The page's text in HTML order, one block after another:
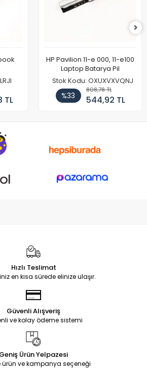
TL
HP Pavilion 11-e 000, 11-e100
Laptop Batarya Pil
Stok Kodu: OXUXVXVQNJ
%33
808,78 TL
544,92 TL
Hızlı Teslimat
en kısa sürede elinize ulaşır.
Güvenli Alışveriş
ve kolay ödeme sistemi
Geniş Ürün Yelpazesi
ürün ve kampanya seçeneği